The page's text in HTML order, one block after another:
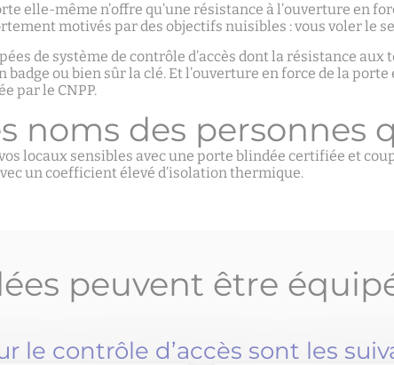
elle-même n’offre qu’une résistance à l’ouverture en
motivés par des objectifs nuisibles : vous voler le
de système de contrôle d’accès dont la résistance aux
badge ou bien sûr la clé. Et l’ouverture en force de la
par le CNPP.
noms des personnes
locaux sensibles avec une porte blindée certifiée et
un coefficient élevé d’isolation thermique.
peuvent être
le contrôle d’accès sont les